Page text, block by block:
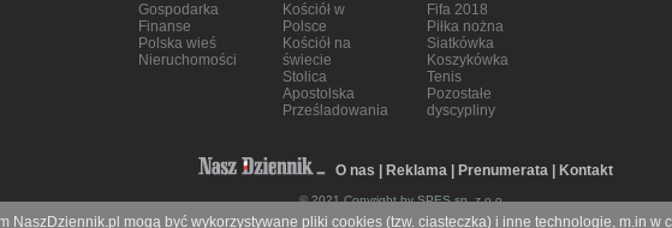
Gospodarka
Finanse
Polska wieś
Nieruchomości
Kościół w
Polsce
Kościół na
świecie
Stolica
Apostolska
Prześladowania
Fifa 2018
Piłka nożna
Siatkówka
Koszykówka
Tenis
Pozostałe
dyscypliny
O nas Reklama| Prenumerata| Kontakt
© 2021 Copyright by SPES sp. z o.o.
NaszDziennik.pl mogą być wykorzystywane pliki cookies (tzw. ciasteczka) i inne technologie, m.in w